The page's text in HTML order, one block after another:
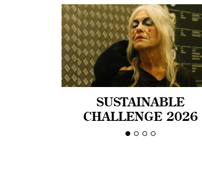
SUSTAINABLE
CHALLENGE 2026
CELEBRA LA